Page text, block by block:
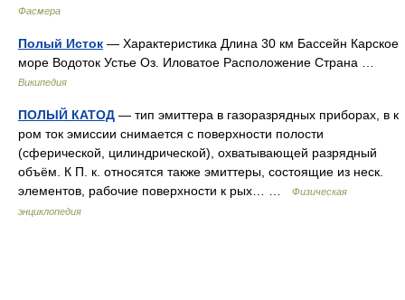
Фасмера
Полый Исток — Характеристика Длина 30 км Бассейн Карское
море Водоток Устье Оз. Иловатое Расположение Страна …
Википедия
ПОЛЫЙ КАТОД — тип эмиттера в газоразрядных приборах, в к
ром ток эмиссии снимается с поверхности полости
(сферической, цилиндрической), охватывающей разрядный
объём. К П. к. относятся также эмиттеры, состоящие из неск.
элементов, рабочие поверхности к рых… …
Физическая
энциклопедия